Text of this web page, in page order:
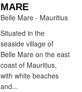
MARE
Belle Mare - Mauritius
Situated in the
seaside village of
Belle Mare on the east
coast of Mauritius,
with white beaches
and...